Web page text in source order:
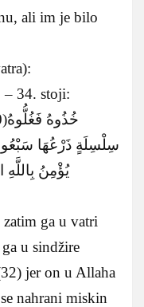
ali im je bilo
– 34. stoji:
ga u vatri
u sindžire
jer on u Allaha
nahrani miskin